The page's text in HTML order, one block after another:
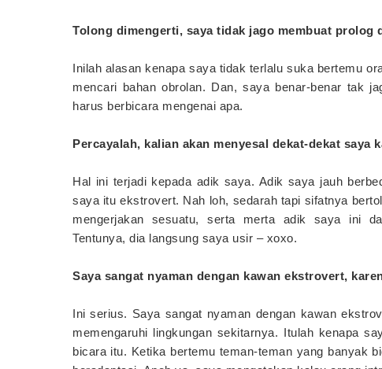
Tolong dimengerti, saya tidak jago membuat prolog
Inilah alasan kenapa saya tidak terlalu suka bertemu
mencari bahan obrolan. Dan, saya benar-benar tak
harus berbicara mengenai apa.
Percayalah, kalian akan menyesal dekat-dekat
Hal ini terjadi kepada adik saya. Adik saya jauh
saya itu ekstrovert. Nah loh, sedarah tapi sifatnya
mengerjakan sesuatu, serta merta adik saya ini
Tentunya, dia langsung saya usir – xoxo.
Saya sangat nyaman dengan kawan ekstrovert,
Ini serius. Saya sangat nyaman dengan kawan
memengaruhi lingkungan sekitarnya. Itulah kenapa
bicara itu. Ketika bertemu teman-teman yang banyak